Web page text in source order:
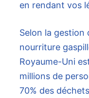
en rendant vos
Selon la gestion
nourriture
Royaume-Uni
millions de
70% des